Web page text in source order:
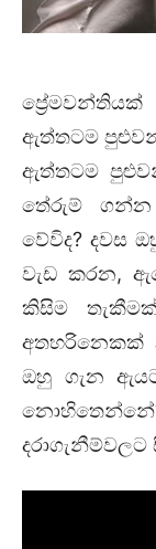
ඇත්තටම
ඇත්තටම
තේරුම්
වේවිද? දවස
වැඩ කරන,
කිසිම
අතහරිනෙකක්
ඔහු ගැන